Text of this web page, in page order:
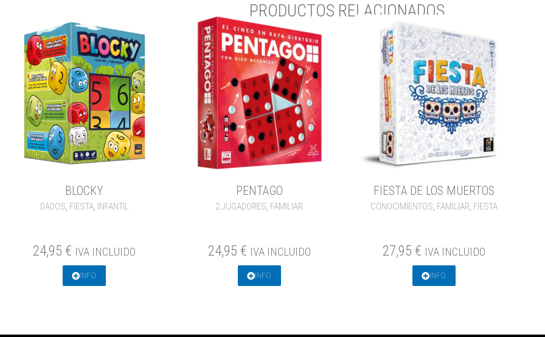
PRODUCTOS RELACIONADOS
BLOCKY
DADOS, FIESTA, INFANTIL
24,95 € IVA INCLUIDO
INFO
PENTAGO
2 JUGADORES, FAMILIAR
24,95 € IVA INCLUIDO
INFO
FIESTA DE LOS MUERTOS
CONOCIMIENTOS, FAMILIAR, FIESTA
27,95 € IVA INCLUIDO
INFO